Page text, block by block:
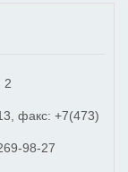
2
, факс: +7(473)
98-27